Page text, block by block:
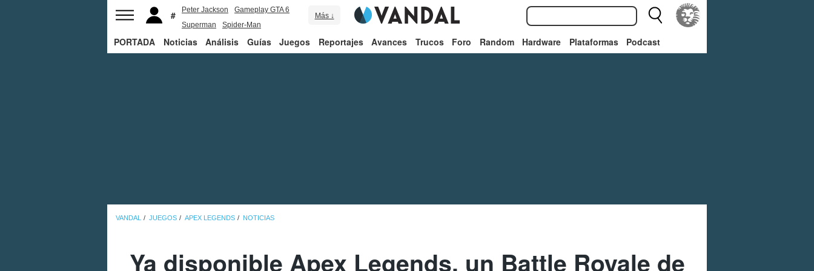
Peter Jackson
Gameplay GTA 6
Superman
Spider-Man
Más ↓
PORTADA Noticias Análisis Guías Juegos Reportajes Avances Trucos Foro Random Hardware Plataformas Podcast
VANDAL JUEGOS APEX LEGENDS NOTICIAS
Ya disponible Apex Legends, un Battle Royale de